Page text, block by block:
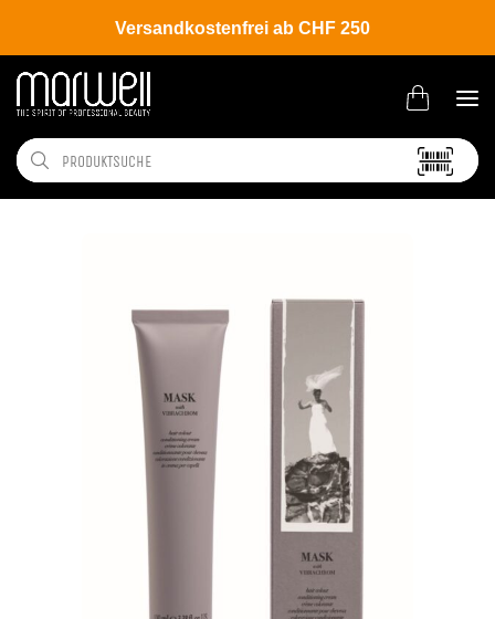
Versandkostenfrei ab CHF 250
Shop Brands Davines Colour